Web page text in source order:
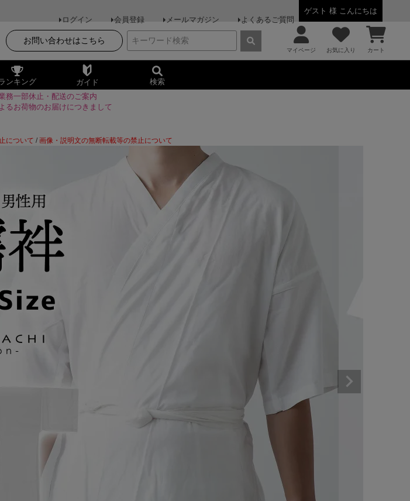
ゲスト 様 こんにちは
ログイン
会員登録 メールマガジン よくあるご質問
お問い合わせはこちら
マイページ お気に入り カート
ンキング ガイド 検索
務一部休止・配送のご案内
るお荷物のお届けにつきまして
について / 画像・説明文の無断転載等の禁止について